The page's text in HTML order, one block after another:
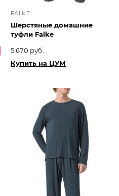
FALKE
Шерстяные домашние
туфли Falke
5 670 руб.
Купить на ЦУМ